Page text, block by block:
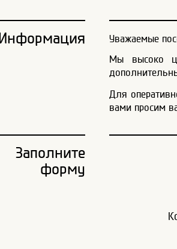
Информация
Уважаемые
Мы высоко
Для
вами просим
Заполните
форму